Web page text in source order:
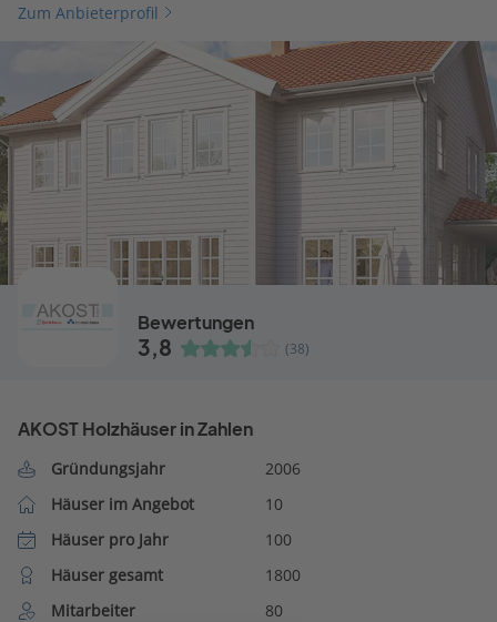
Zum Anbieterprofil
Bewertungen
3,8 (38)
AKOST Holzhäuser in Zahlen
Gründungsjahr
2006
Häuser im Angebot
10
Häuser pro Jahr
100
Häuser gesamt
1800
Mitarbeiter
80